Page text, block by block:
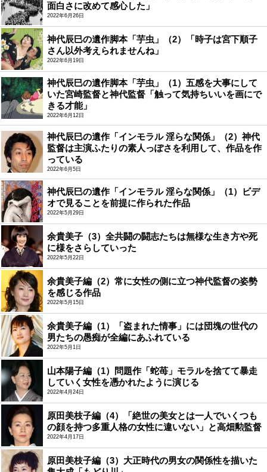
面白さに改めて感心した」
2022年6月26日
神代辰巳の遺作脚本「芋虫」（2）「時子は宮下順子
さん以外考えられませんね」
2022年6月19日
神代辰巳の遺作脚本「芋虫」（1）五感を大事にして
いた宮崎監督と神代監督「触って気持ちいいを画にで
きる才能」
2022年6月12日
神代辰巳の遺作「インモラル 淫らな関係」（2）神代
監督は主演ふたりの素人っぽさを利用して、作品を作
っている
2022年6月5日
神代辰巳の遺作「インモラル 淫らな関係」（1）ビデ
オで見ることを前提に作られた作品
2022年5月29日
余貴美子（3）全共闘の闘志たちは無様な生き方や死
に様をさらしていった
2022年5月22日
余貴美子編（2）常に女性の側に立つ神代監督の姿勢
を感じる作品
2022年5月15日
余貴美子編（1）「盗まれた情事」には団塊の世代の
男たちの愚痴が全編にあふれている
2022年5月1日
山本陽子編（1）問題作「蛇苺」モラルを捨てて暴走
していく女性を憑かれたように演じる
2022年4月24日
原田美枝子編（4）「絶世の美女とは一人でいくつも
の顔を持つ多重人格の女性に違いない」と高畑勲監督
2022年4月17日
原田美枝子編（3）大正時代の男女の関係性を描いた